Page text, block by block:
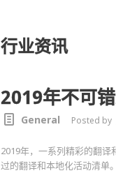
行业资讯
2019年不可
General Posted by
2019年，一系列精彩的翻
过的翻译和本地化活动清单。